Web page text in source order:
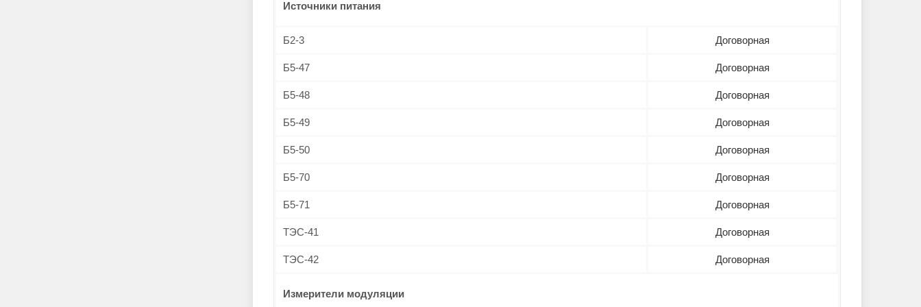
Источники питания
Б2-3 Договорная
Б5-47 Договорная
Б5-48 Договорная
Б5-49 Договорная
Б5-50 Договорная
Б5-70 Договорная
Б5-71 Договорная
ТЭС-41 Договорная
ТЭС-42 Договорная
Измерители модуляции